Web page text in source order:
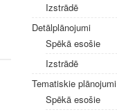
Izstrādē
Detālplānojumi
Spēkā esošie
Izstrādē
Tematiskie plānojumi
Spēkā esošie